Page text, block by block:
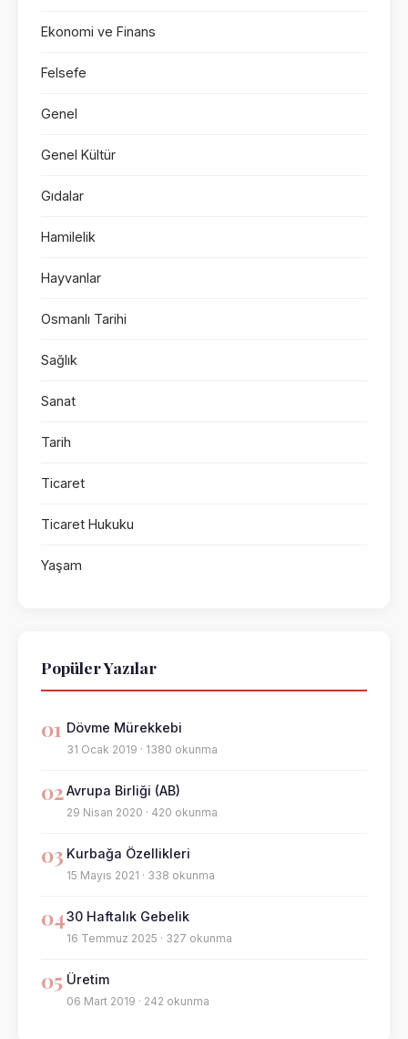
Ekonomi ve Finans
Felsefe
Genel
Genel Kültür
Gıdalar
Hamilelik
Hayvanlar
Osmanlı Tarihi
Sağlık
Sanat
Tarih
Ticaret
Ticaret Hukuku
Yaşam
Popüler Yazılar
01 Dövme Mürekkebi
31 Ocak 2019 · 1380 okunma
02Avrupa Birliği (AB)
29 Nisan 2020 · 420 okunma
03 Kurbağa Özellikleri
15 Mayıs 2021 · 338 okunma
0430 Haftalık Gebelik
16 Temmuz 2025 · 327 okunma
05 Üretim
06 Mart 2019 · 242 okunma